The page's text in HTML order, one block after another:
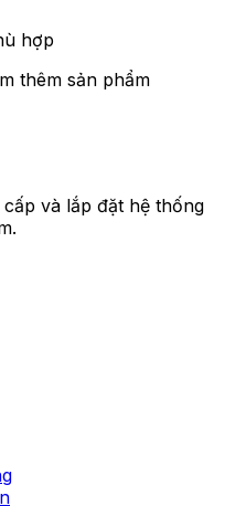
hợp
thêm sản phẩm
và lắp đặt hệ thống